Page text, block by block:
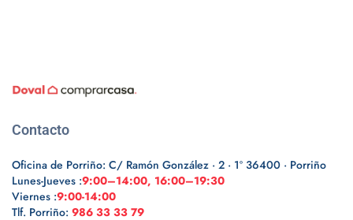
Contacto
Oficina de Porriño: C/ Ramón González · 2 · 1º 36400 · Porriño
Lunes-Jueves :9:00–14:00, 16:00–19:30
Viernes :9:00-14:00
Tlf. Porriño: 986 33 33 79